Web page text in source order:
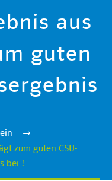
aus
guten
zum guten CSU-
bei !